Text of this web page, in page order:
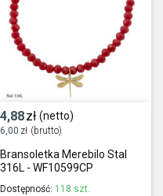
4,88zł (netto)
6,00 zł (brutto)
Bransoletka Merebilo Stal
316L - WF10599CP
Dostępność: 118 szt.